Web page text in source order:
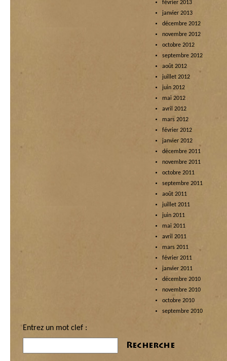
février 2013
janvier 2013
décembre 2012
novembre 2012
octobre 2012
septembre 2012
août 2012
juillet 2012
juin 2012
mai 2012
avril 2012
mars 2012
février 2012
janvier 2012
décembre 2011
novembre 2011
octobre 2011
septembre 2011
août 2011
juillet 2011
juin 2011
mai 2011
avril 2011
mars 2011
février 2011
janvier 2011
décembre 2010
novembre 2010
octobre 2010
septembre 2010
Entrez un mot clef :